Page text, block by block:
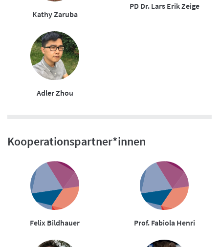
Kathy Zaruba
PD Dr. Lars Erik Zeige
Adler Zhou
Kooperationspartner*innen
Felix Bildhauer Prof. Fabiola Henri